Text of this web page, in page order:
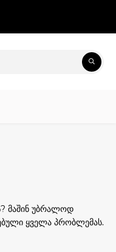
მაშინ უბრალოდ
ყველა პრობლემას.